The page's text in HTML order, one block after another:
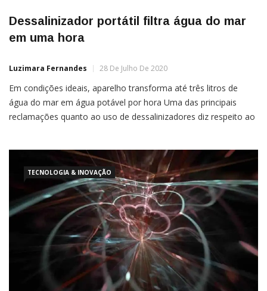
Dessalinizador portátil filtra água do mar
em uma hora
Luzimara Fernandes 28 De Julho De 2020
Em condições ideais, aparelho transforma até três litros de
água do mar em água potável por hora Uma das principais
reclamações quanto ao uso de dessalinizadores diz respeito ao
TECNOLOGIA & INOVAÇÃO